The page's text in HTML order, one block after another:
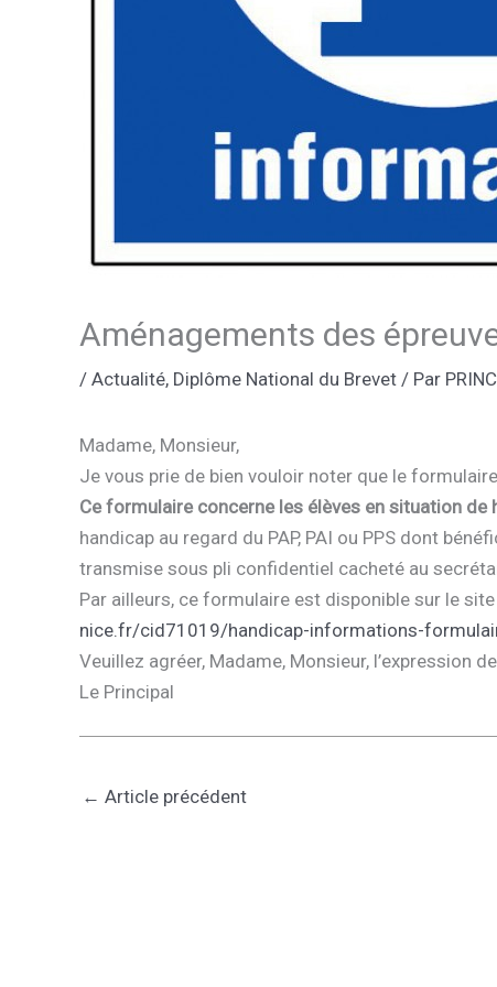
Aménagements des
/ Actualité, Diplôme National du Brevet / Par
Madame, Monsieur,
Je vous prie de bien vouloir noter que le
Ce formulaire concerne les élèves en situation de
handicap au regard du PAP, PAI ou PPS dont
transmise sous pli confidentiel cacheté au
Par ailleurs, ce formulaire est disponible sur le
nice.fr/cid71019/handicap-informations-
Veuillez agréer, Madame, Monsieur, l’expression
Le Principal
← Article précédent